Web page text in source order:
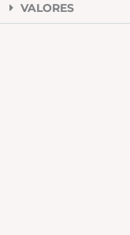
VALORES